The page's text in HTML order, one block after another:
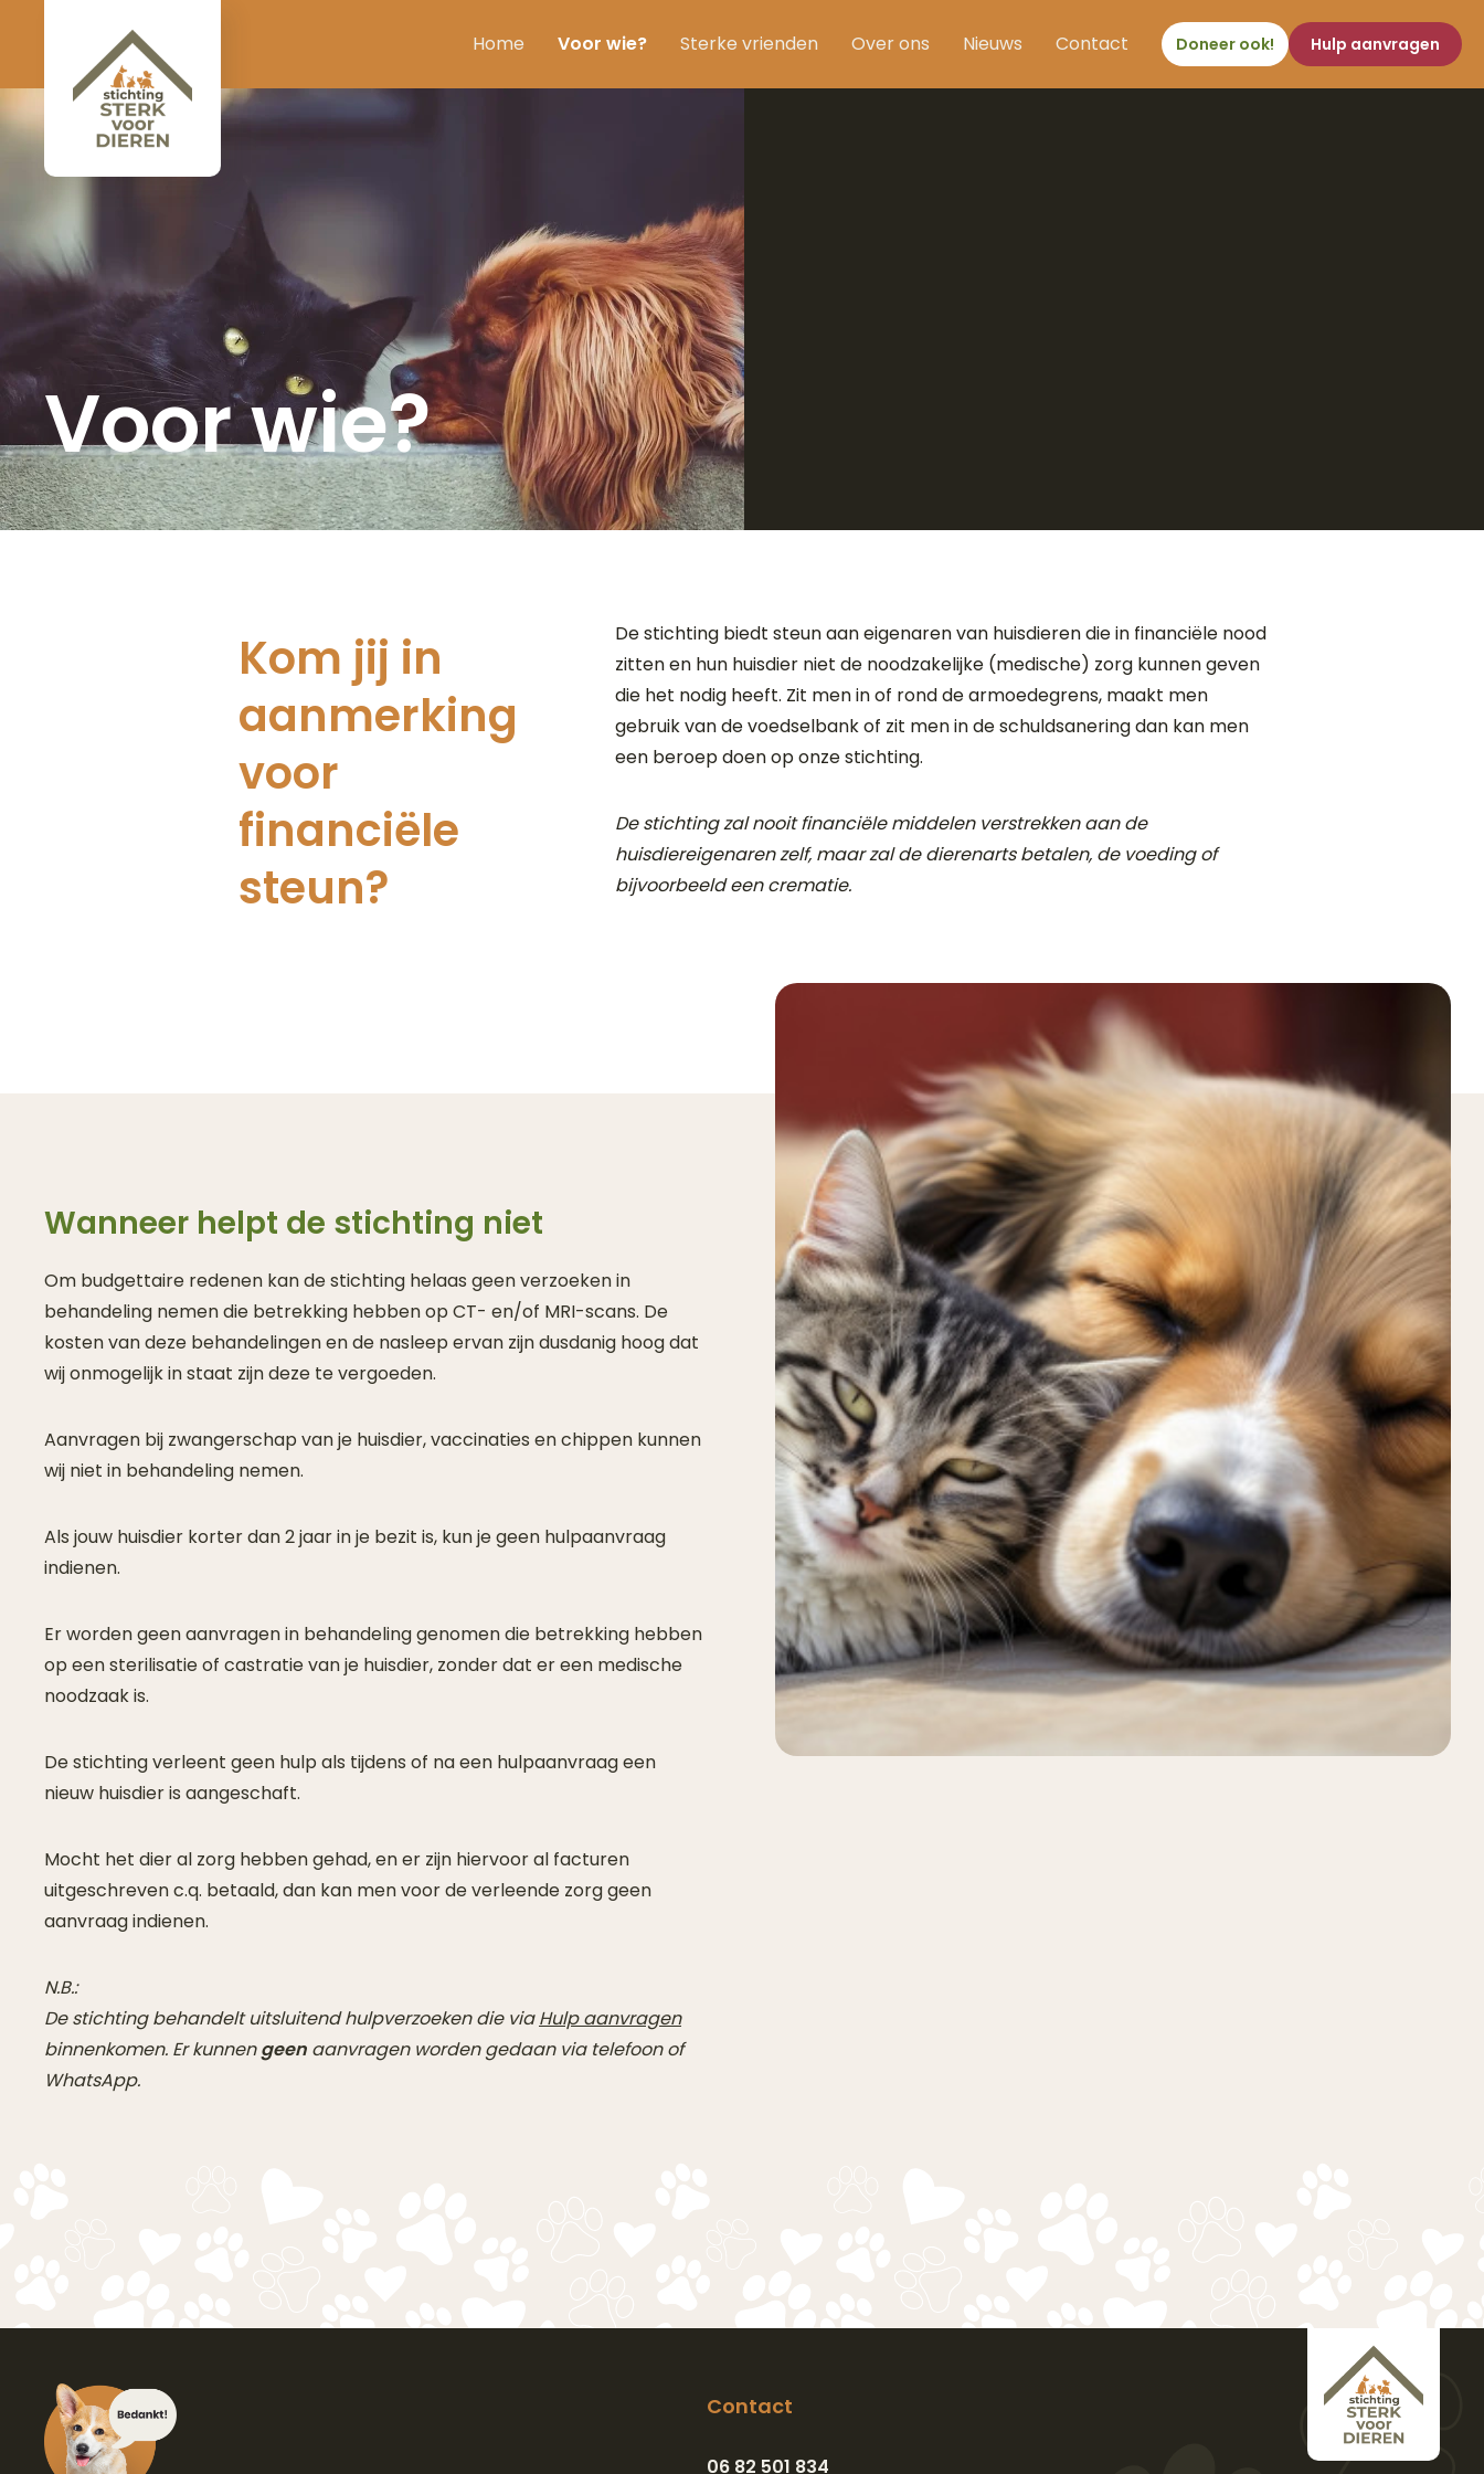
Home Voor wie? Sterke vrienden Over ons Nieuws Contact Doneer ook! Hulp aanvragen
Voor wie?
Kom jij in
aanmerking
voor
financiële
steun?
De stichting biedt steun aan eigenaren van huisdieren die in financiële nood
zitten en hun huisdier niet de noodzakelijke (medische) zorg kunnen geven
die het nodig heeft. Zit men in of rond de armoedegrens, maakt men
gebruik van de voedselbank of zit men in de schuldsanering dan kan men
een beroep doen op onze stichting.
De stichting zal nooit financiële middelen verstrekken aan de
huisdiereigenaren zelf, maar zal de dierenarts betalen, de voeding of
bijvoorbeeld een crematie.
Wanneer helpt de stichting niet
Om budgettaire redenen kan de stichting helaas geen verzoeken in
behandeling nemen die betrekking hebben op CT- en/of MRI-scans. De
kosten van deze behandelingen en de nasleep ervan zijn dusdanig hoog dat
wij onmogelijk in staat zijn deze te vergoeden.
Aanvragen bij zwangerschap van je huisdier, vaccinaties en chippen kunnen
wij niet in behandeling nemen.
Als jouw huisdier korter dan 2 jaar in je bezit is, kun je geen hulpaanvraag
indienen.
Er worden geen aanvragen in behandeling genomen die betrekking hebben
op een sterilisatie of castratie van je huisdier, zonder dat er een medische
noodzaak is.
De stichting verleent geen hulp als tijdens of na een hulpaanvraag een
nieuw huisdier is aangeschaft.
Mocht het dier al zorg hebben gehad, en er zijn hiervoor al facturen
uitgeschreven c.q. betaald, dan kan men voor de verleende zorg geen
aanvraag indienen.
N.B.:
De stichting behandelt uitsluitend hulpverzoeken die viaHulp aanvragen
binnenkomen. Er kunnengeen aanvragen worden gedaan via telefoon of
WhatsApp.
Contact
06 82 501 834